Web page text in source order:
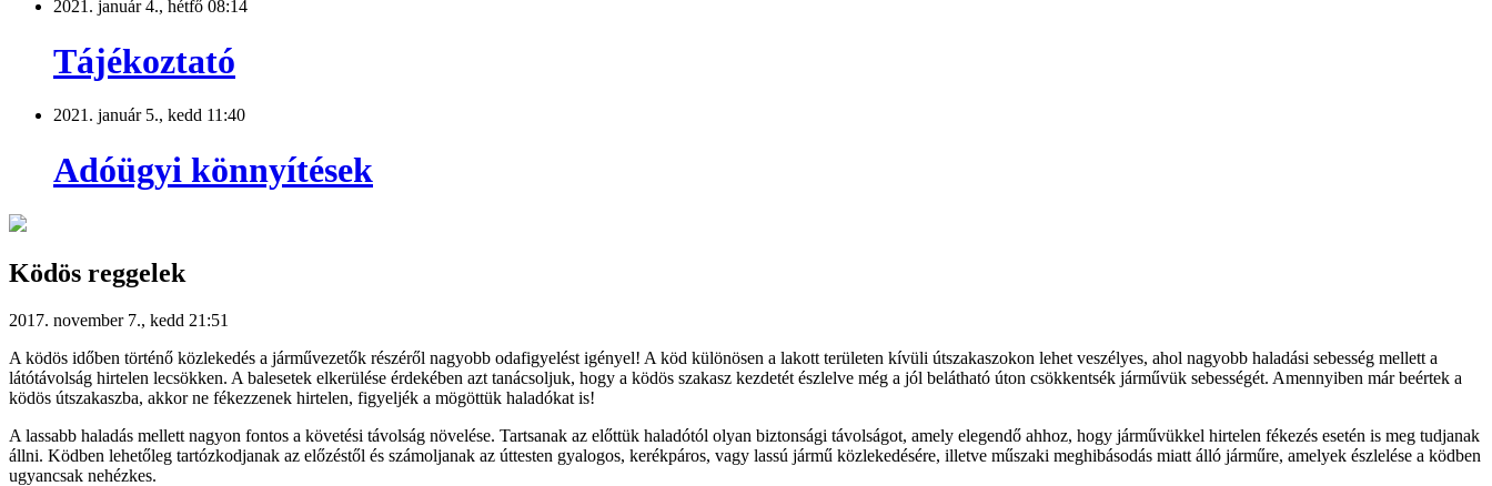
2021. január 4., hétfő 08:14
Tájékoztató
2021. január 5., kedd 11:40
Adóügyi könnyítések
Ködös reggelek
2017. november 7., kedd 21:51
A ködös időben történő közlekedés a járművezetők részéről nagyobb odafigyelést igényel! A köd különösen a lakott területen kívüli útszakaszokon lehet veszélyes, ahol nagyobb haladási sebesség mellett a
látótávolság hirtelen lecsökken. A balesetek elkerülése érdekében azt tanácsoljuk, hogy a ködös szakasz kezdetét észlelve még a jól belátható úton csökkentsék járművük sebességét. Amennyiben már beértek a
ködös útszakaszba, akkor ne fékezzenek hirtelen, figyeljék a mögöttük haladókat is!
A lassabb haladás mellett nagyon fontos a követési távolság növelése. Tartsanak az előttük haladótól olyan biztonsági távolságot, amely elegendő ahhoz, hogy járművükkel hirtelen fékezés esetén is meg tudjanak
állni. Ködben lehetőleg tartózkodjanak az előzéstől és számoljanak az úttesten gyalogos, kerékpáros, vagy lassú jármű közlekedésére, illetve műszaki meghibásodás miatt álló járműre, amelyek észlelése a ködben
ugyancsak nehézkes.